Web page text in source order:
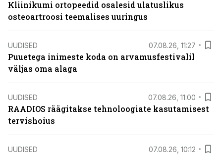
Kliinikumi ortopeedid osalesid ulatuslikus
osteoartroosi teemalises uuringus
UUDISED 07.08.26, 11:27
Puuetega inimeste koda on arvamusfestivalil
väljas oma alaga
UUDISED 07.08.26, 11:00
RAADIOS räägitakse tehnoloogiate kasutamisest
tervishoius
UUDISED 07.08.26, 10:12